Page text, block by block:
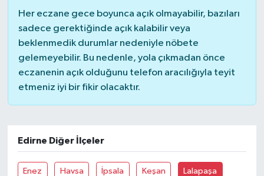
Her eczane gece boyunca açık olmayabilir, bazıları
sadece gerektiğinde açık kalabilir veya
beklenmedik durumlar nedeniyle nöbete
gelemeyebilir. Bu nedenle, yola çıkmadan önce
eczanenin açık olduğunu telefon aracılığıyla teyit
etmeniz iyi bir fikir olacaktır.
Edirne Diğer İlçeler
Enez Havsa İpsala Keşan Lalapaşa